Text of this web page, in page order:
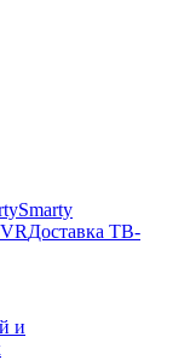
Smarty
Доставка ТВ-
и